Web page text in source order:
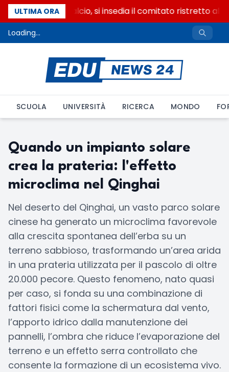
ULTIMA ORA
Riforma del calcio, si insedia il comitato ristretto al
Loading...
SCUOLA UNIVERSITÀ RICERCA MONDO
Quando un impianto solare
crea la prateria: l'effetto
microclima nel Qinghai
Nel deserto del Qinghai, un vasto parco solare
cinese ha generato un microclima favorevole
alla crescita spontanea dell’erba su un
terreno sabbioso, trasformando un’area arida
in una prateria utilizzata per il pascolo di oltre
20.000 pecore. Questo fenomeno, nato quasi
per caso, si fonda su una combinazione di
fattori fisici come la schermatura dal vento,
l’apporto idrico dalla manutenzione dei
pannelli, l’ombra che riduce l’evaporazione del
terreno e un effetto serra controllato che
consente la formazione di un ecosistema vivo.